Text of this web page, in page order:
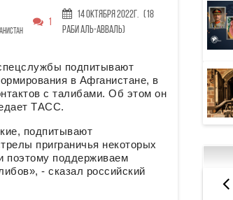
1
14 Октября 2022г. (18
Раби аль-авваль)
подпитывают
в Афганистане, в
с талибами. Об этом он
ТАСС.
подпитывают
приграничья некоторых
поэтому поддерживаем
- сказал российский